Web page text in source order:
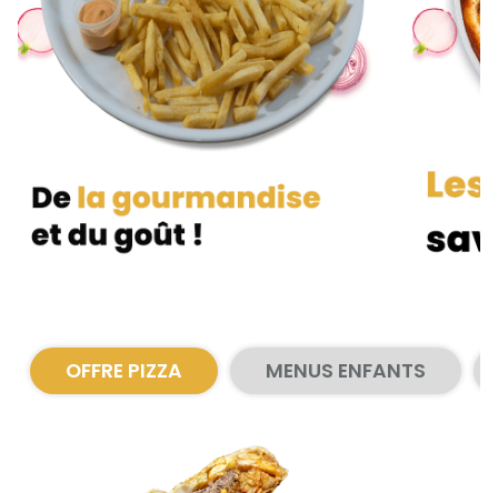
Zones de Livraison
OFFRE PIZZA MENUS ENFANTS